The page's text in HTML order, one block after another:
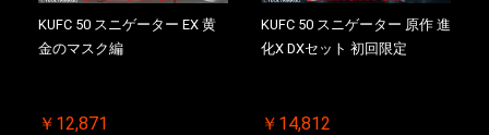
KUFC 50 スニゲーター EX 黄
金のマスク編
￥12,871
KUFC 50 スニゲーター 原作 進
化X DXセット 初回限定
￥14,812